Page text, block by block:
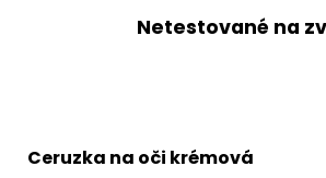
Netestované na
Ceruzka na oči krémová